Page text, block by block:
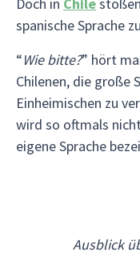
spanische Sprache
“Wie bitte?” hört
Chilenen, die große
Einheimischen zu
wird so oftmals
eigene Sprache
Ausblick